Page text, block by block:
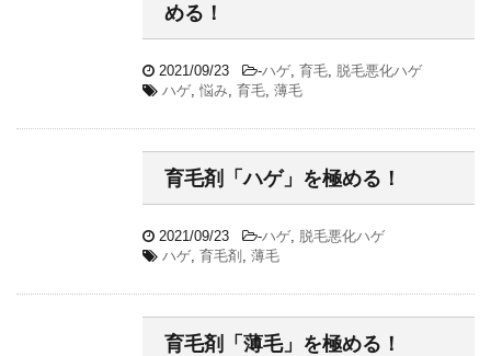
める！
2021/09/23 -ハゲ 育毛
脱毛悪化ハゲ
ハゲ 悩み 育毛 薄毛
育毛剤「ハゲ」を極める！
2021/09/23 -ハゲ
脱毛悪化ハゲ
ハゲ 育毛剤 薄毛
育毛剤「薄毛」を極める！